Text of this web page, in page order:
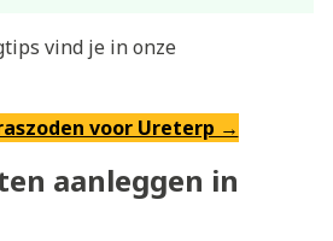
vind je in onze
voor Ureterp →
aanleggen in